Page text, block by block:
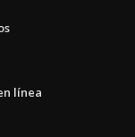
línea